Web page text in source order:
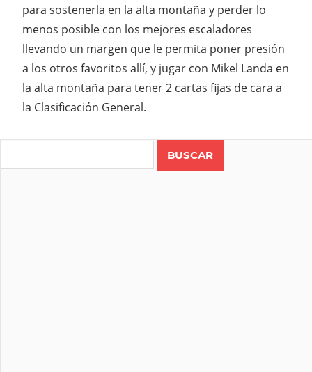
para sostenerla en la alta montaña y perder lo
menos posible con los mejores escaladores
llevando un margen que le permita poner presión
a los otros favoritos allí, y jugar con Mikel Landa en
la alta montaña para tener 2 cartas fijas de cara a
la Clasificación General.